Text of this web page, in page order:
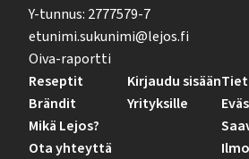
Y-tunnus: 2777579-7
etunimi.sukunimi@lejos.fi
Oiva-raportti
Reseptit
Brändit
Mikä Lejos?
Ota yhteyttä
Kirjaudu sisään
Yrityksille